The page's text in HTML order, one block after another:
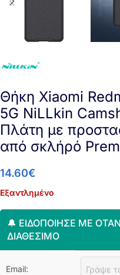
Θήκη Xiaomi
5G NiLLkin
Πλάτη με
από σκλήρό
14.60€
Εξαντλημένο
🔔 ΕΙΔΟΠΟΊΗΣΈ ΜΕ ΌΤΑΝ
ΔΙΑΘΈΣΙΜΟ
Email: